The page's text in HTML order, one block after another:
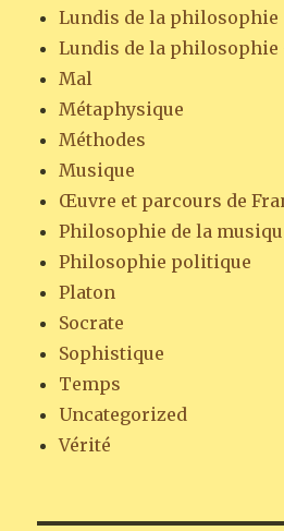
Lundis de la philosophie
Lundis de la philosophie
Mal
Métaphysique
Méthodes
Musique
Œuvre et parcours de
Philosophie de la
Philosophie politique
Platon
Socrate
Sophistique
Temps
Uncategorized
Vérité